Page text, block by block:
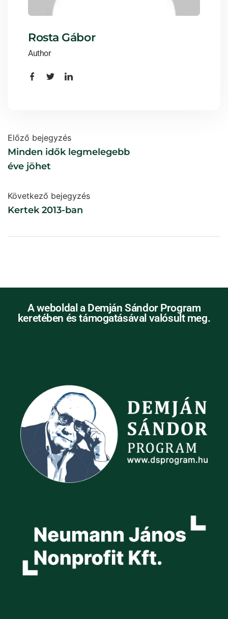
Rosta Gábor
Author
Előző bejegyzés
Minden idők legmelegebb
éve jöhet
Következő bejegyzés
Kertek 2013-ban
A weboldal a Demján Sándor Program
keretében és támogatásával valósult meg.